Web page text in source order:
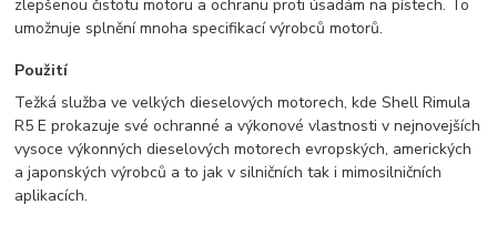
zlepšenou čistotu motoru a ochranu proti úsadám na pístech. To
umožnuje splnění mnoha specifikací výrobců motorů.
Použití
Težká služba ve velkých dieselových motorech, kde Shell Rimula
R5 E prokazuje své ochranné a výkonové vlastnosti v nejnovejších
vysoce výkonných dieselových motorech evropských, amerických
a japonských výrobců a to jak v silničních tak i mimosilničních
aplikacích.